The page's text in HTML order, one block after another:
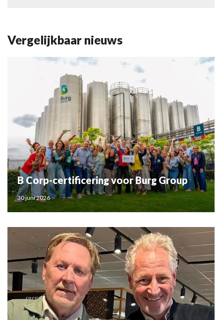
Vergelijkbaar nieuws
B Corp-certificering voor Burg Group
30 juni 2026